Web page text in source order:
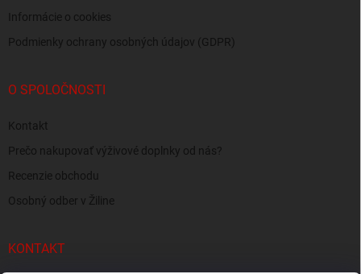
Informácie o cookies
Podmienky ochrany osobných údajov (GDPR)
O SPOLOČNOSTI
Kontakt
Prečo nakupovať výživové doplnky od nás?
Recenzie obchodu
Osobný odber v Žiline
KONTAKT